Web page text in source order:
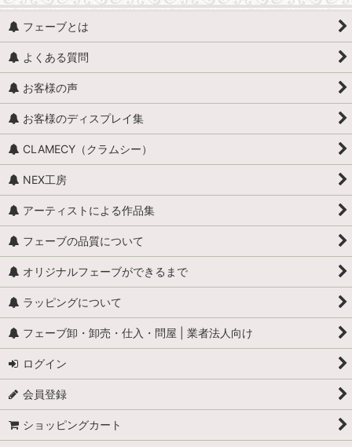
フェーブとは
よくある質問
お客様の声
お客様のディスプレイ集
CLAMECY（クラムシー）
NEX工房
アーティストによる作品集
フェーブの品質について
オリジナルフェーブができるまで
ラッピングについて
フェーブ卸・卸売・仕入・問屋 | 業者法人向け
ログイン
会員登録
ショッピングカート